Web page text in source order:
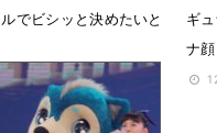
でビシッと決めたいと
22時42分
ギ
ナ顔